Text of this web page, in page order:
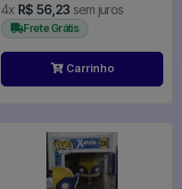
4x R$ 56,23 sem juros
Frete Grátis
Carrinho